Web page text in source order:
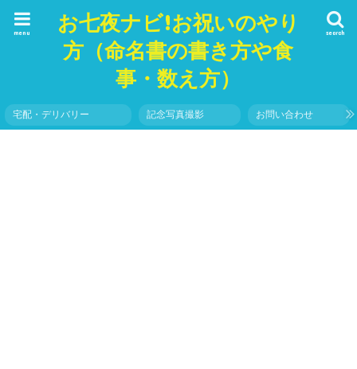
お七夜ナビ!お祝いのやり
方（命名書の書き方や食
事・数え方）
search
menu
宅配・デリバリー 記念写真撮影 お問い合わせ